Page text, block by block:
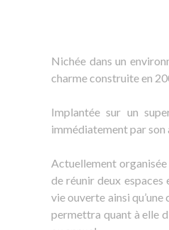
Nichée dans un
charme construite en
Implantée sur un
immédiatement par son
Actuellement
de réunir deux
vie ouverte ainsi
permettra quant à elle